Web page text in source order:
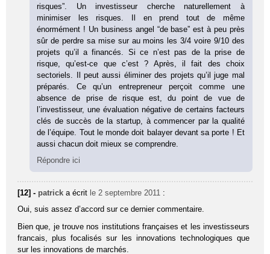
risques”. Un investisseur cherche naturellement à
minimiser les risques. Il en prend tout de même
énormément ! Un business angel “de base” est à peu près
sûr de perdre sa mise sur au moins les 3/4 voire 9/10 des
projets qu’il a financés. Si ce n’est pas de la prise de
risque, qu’est-ce que c’est ? Après, il fait des choix
sectoriels. Il peut aussi éliminer des projets qu’il juge mal
préparés. Ce qu’un entrepreneur perçoit comme une
absence de prise de risque est, du point de vue de
l’investisseur, une évaluation négative de certains facteurs
clés de succès de la startup, à commencer par la qualité
de l’équipe. Tout le monde doit balayer devant sa porte ! Et
aussi chacun doit mieux se comprendre.
Répondre ici
[12] - patrick a écrit le 2 septembre 2011 :
Oui, suis assez d’accord sur ce dernier commentaire.
Bien que, je trouve nos institutions françaises et les investisseurs
francais, plus focalisés sur les innovations technologiques que
sur les innovations de marchés.